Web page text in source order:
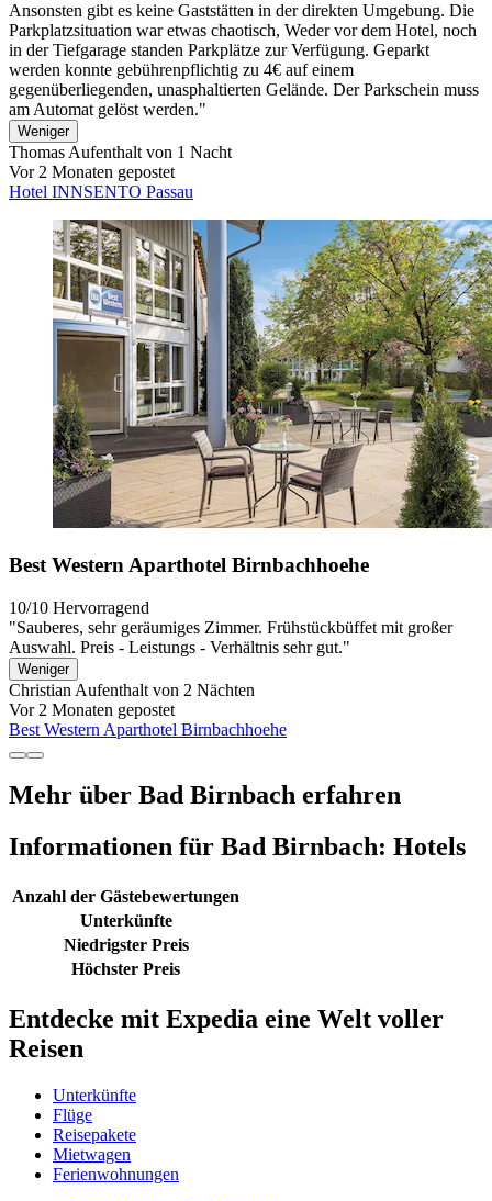
Ansonsten gibt es keine Gaststätten in der direkten Umgebung. Die
Parkplatzsituation war etwas chaotisch, Weder vor dem Hotel, noch
in der Tiefgarage standen Parkplätze zur Verfügung. Geparkt
werden konnte gebührenpflichtig zu 4€ auf einem
gegenüberliegenden, unasphaltierten Gelände. Der Parkschein muss
am Automat gelöst werden."
Weniger
Thomas Aufenthalt von 1 Nacht
Vor 2 Monaten gepostet
Hotel INNSENTO Passau
Best Western Aparthotel Birnbachhoehe
10/10 Hervorragend
"Sauberes, sehr geräumiges Zimmer. Frühstückbüffet mit großer
Auswahl. Preis - Leistungs - Verhältnis sehr gut."
Weniger
Christian Aufenthalt von 2 Nächten
Vor 2 Monaten gepostet
Best Western Aparthotel Birnbachhoehe
Mehr über Bad Birnbach erfahren
Informationen für Bad Birnbach: Hotels
Anzahl der Gästebewertungen
Unterkünfte
Niedrigster Preis
Höchster Preis
Entdecke mit Expedia eine Welt voller
Reisen
Unterkünfte
Flüge
Reisepakete
Mietwagen
Ferienwohnungen